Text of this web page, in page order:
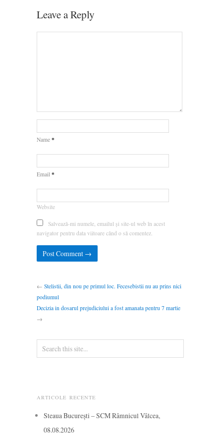
Leave a Reply
Name *
Email *
Website
Salvează-mi numele, emailul și site-ul web în acest
navigator pentru data viitoare când o să comentez.
← Stelistii, din nou pe primul loc. Fecesebistii nu au prins nici
podiumul
Decizia in dosarul prejudiciului a fost amanata pentru 7 martie
→
ARTICOLE RECENTE
Steaua București – SCM Râmnicul Vâlcea,
08.08.2026